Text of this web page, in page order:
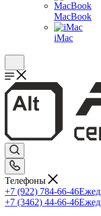
MacBook
iMac
Телефоны
+7 (922) 784-66-46
+7 (3462) 44-66-46